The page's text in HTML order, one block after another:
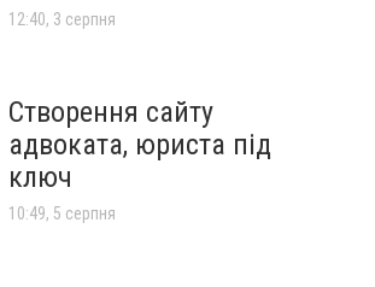
12:40, 3 серпня
Створення сайту
адвоката, юриста під
ключ
10:49, 5 серпня